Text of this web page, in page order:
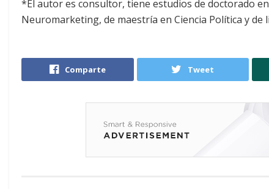
*El autor es consultor, tiene estudios de doctorado
Neuromarketing, de maestría en Ciencia Política y
Comparte Tweet